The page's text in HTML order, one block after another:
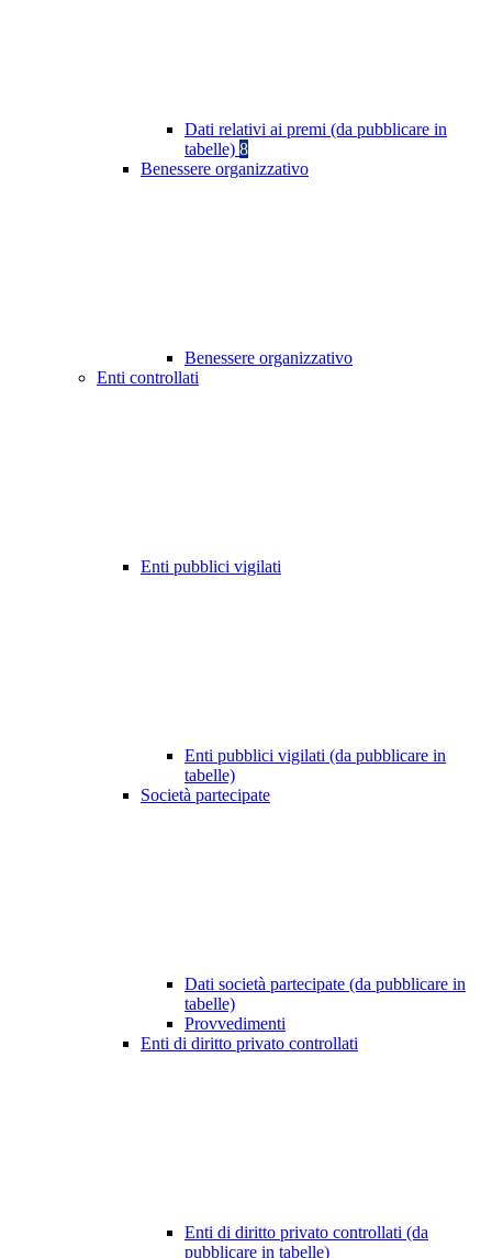
Dati relativi ai premi (da pubblicare in
tabelle) 8
Benessere organizzativo
Benessere organizzativo
Enti controllati
Enti pubblici vigilati
Enti pubblici vigilati (da pubblicare in
tabelle)
Società partecipate
Dati società partecipate (da pubblicare in
tabelle)
Provvedimenti
Enti di diritto privato controllati
Enti di diritto privato controllati (da
pubblicare in tabelle)